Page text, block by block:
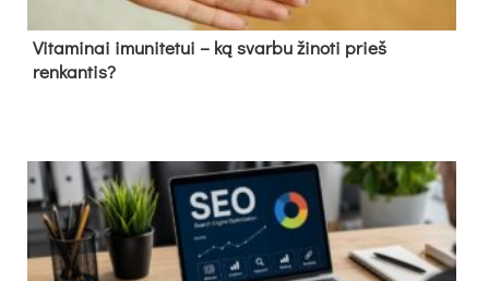
Vitaminai imunitetui – ką svarbu žinoti prieš
renkantis?